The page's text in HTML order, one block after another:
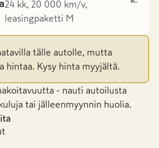
24 kk, 20 000 km/v,
leasingpaketti M
tälle autolle, mutta
hintaa. Kysy hinta myyjältä.
- nauti autoilusta
tai jälleenmyynnin huolia.